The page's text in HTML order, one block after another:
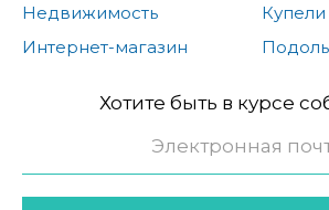
Недвижимость
Интернет-магазин
Купели
Хотите быть в курсе